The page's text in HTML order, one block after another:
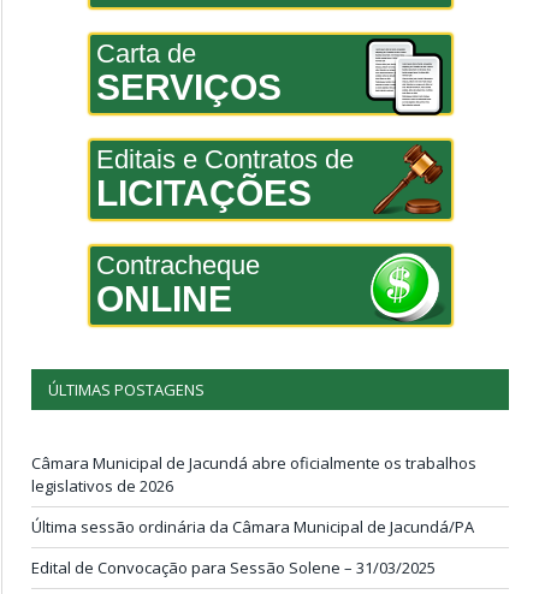
Carta de
SERVIÇOS
Editais e Contratos de
LICITAÇÕES
Contracheque
ONLINE
ÚLTIMAS POSTAGENS
Câmara Municipal de Jacundá abre oficialmente os trabalhos
legislativos de 2026
Última sessão ordinária da Câmara Municipal de Jacundá/PA
Edital de Convocação para Sessão Solene – 31/03/2025